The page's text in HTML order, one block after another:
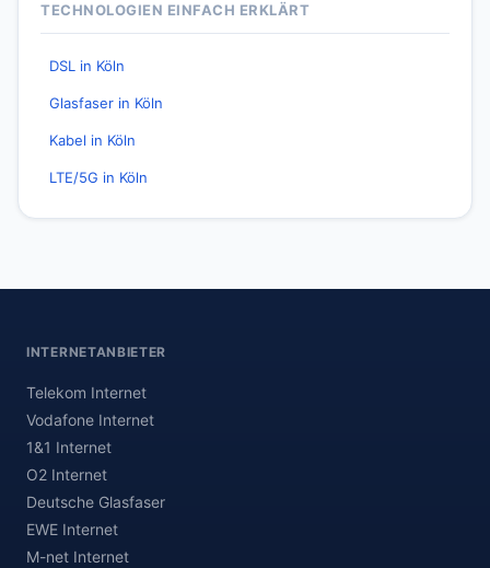
TECHNOLOGIEN EINFACH ERKLÄRT
DSL in Köln
Glasfaser in Köln
Kabel in Köln
LTE/5G in Köln
INTERNETANBIETER
Telekom Internet
Vodafone Internet
1&1 Internet
O2 Internet
Deutsche Glasfaser
EWE Internet
M-net Internet